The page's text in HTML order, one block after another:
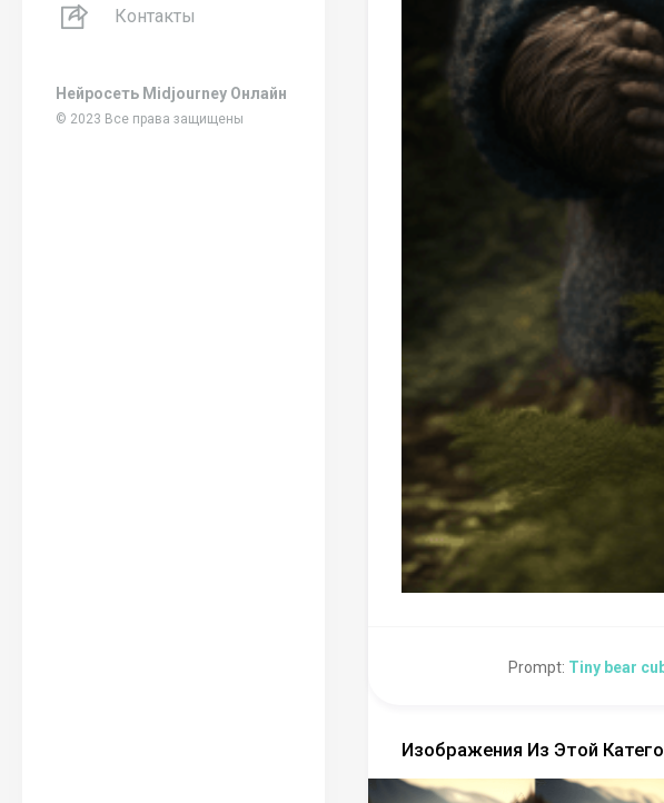
Контакты
Нейросеть Midjourney Онлайн
© 2023 Все права защищены
Prompt: Tiny bear
Изображения Из Этой